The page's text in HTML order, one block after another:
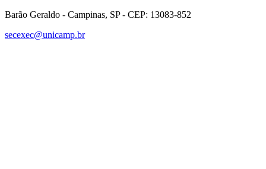
Barão Geraldo - Campinas, SP - CEP: 13083-852
secexec@unicamp.br